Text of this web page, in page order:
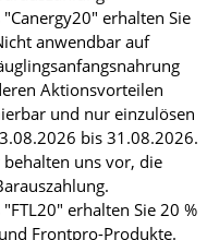
erhalten Sie
anwendbar auf
Aktionsvorteilen
und nur einzulösen
bis 31.08.2026.
uns vor, die
erhalten Sie 20 %
Frontpro-Produkte.